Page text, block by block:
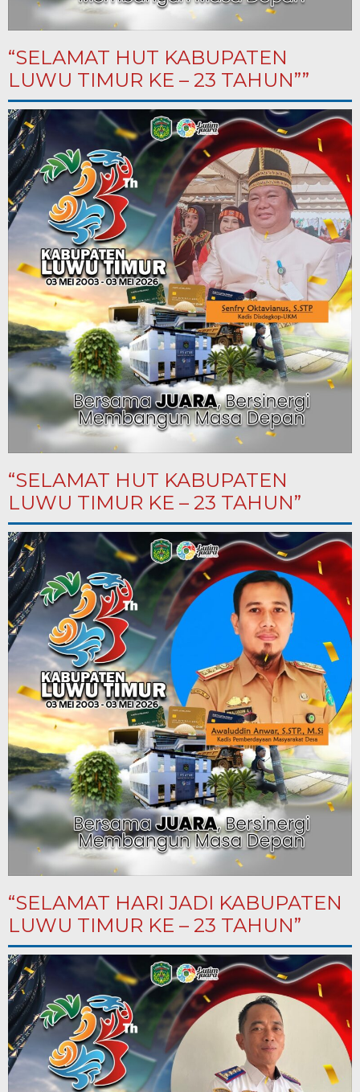
“SELAMAT HUT KABUPATEN
LUWU TIMUR KE – 23 TAHUN””
“SELAMAT HUT KABUPATEN
LUWU TIMUR KE – 23 TAHUN”
“SELAMAT HARI JADI KABUPATEN
LUWU TIMUR KE – 23 TAHUN”